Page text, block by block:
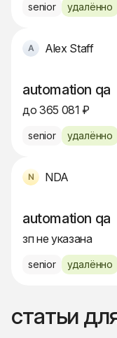
senior удалённо
Alex Staff
automation qa
до 365 081 ₽
senior удалённо
NDA
automation qa
зп не указана
senior удалённо
статьи